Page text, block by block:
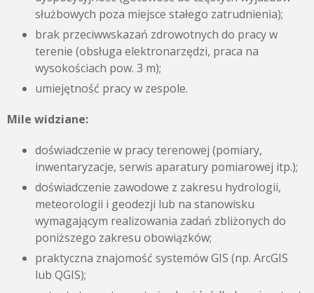
służbowych poza miejsce stałego zatrudnienia);
brak przeciwwskazań zdrowotnych do pracy w
terenie (obsługa elektronarzędzi, praca na
wysokościach pow. 3 m);
umiejętność pracy w zespole.
Mile widziane:
doświadczenie w pracy terenowej (pomiary,
inwentaryzacje, serwis aparatury pomiarowej itp.);
doświadczenie zawodowe z zakresu hydrologii,
meteorologii i geodezji lub na stanowisku
wymagającym realizowania zadań zbliżonych do
poniższego zakresu obowiązków;
praktyczna znajomość systemów GIS (np. ArcGIS
lub QGIS);